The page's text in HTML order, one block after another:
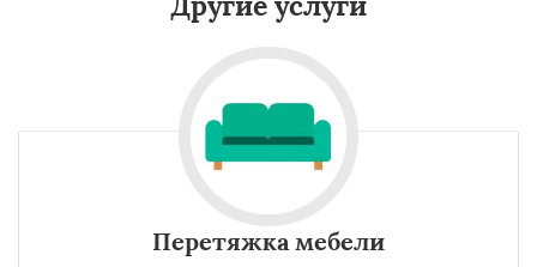
Перетяжка мебели